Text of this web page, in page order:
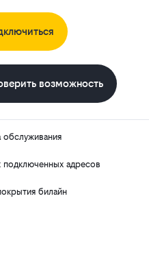
возможность
обслуживания
подключенных адресов
билайн